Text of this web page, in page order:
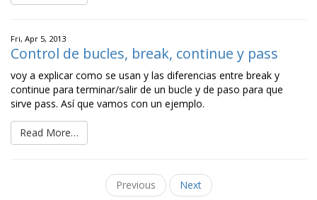
Fri, Apr 5, 2013
Control de bucles, break, continue y pass
voy a explicar como se usan y las diferencias entre break y
continue para terminar/salir de un bucle y de paso para que
sirve pass. Así que vamos con un ejemplo.
Read More…
Previous Next